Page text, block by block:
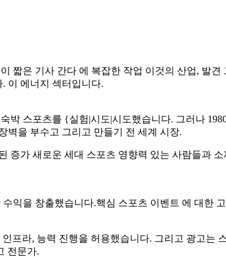
짧은 기사 간다 에 복잡한 작업 이것의 산업, 발견
이 에너지 섹터입니다.
스포츠를 {실험|시도|시도했습니다. 그러나
벽을 부수고 그리고 만들기 전 세계 시장.
가 새로운 세대 스포츠 영향력 있는 사람들과
을 창출했습니다.핵심 스포츠 이벤트 에 대한
프라, 능력 진행을 허용했습니다. 그리고 광고는
전문가.